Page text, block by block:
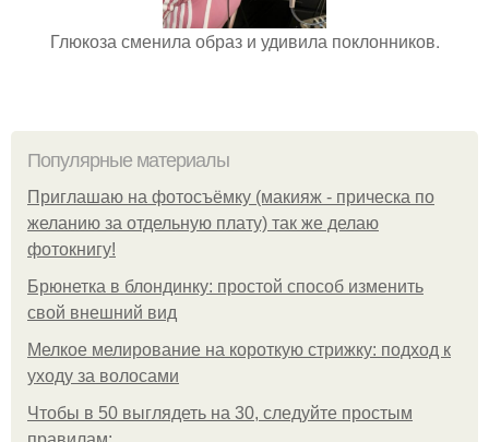
Глюкоза сменила образ и удивила поклонников.
Популярные материалы
Приглашаю на фотосъёмку (макияж - прическа по
желанию за отдельную плату) так же делаю
фотокнигу!
Брюнетка в блондинку: простой способ изменить
свой внешний вид
Мелкое мелирование на короткую стрижку: подход к
уходу за волосами
Чтобы в 50 выглядеть на 30, следуйте простым